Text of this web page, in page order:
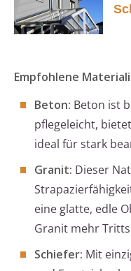
Empfohlene
Beton: Beton ist
pflegeleicht,
ideal für stark
Granit: Dieser
eine glatte, edle
Granit mehr
Schiefer: Mit